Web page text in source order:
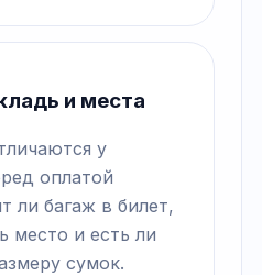
и места
у
оплатой
ли багаж в билет,
место и есть ли
сумок.